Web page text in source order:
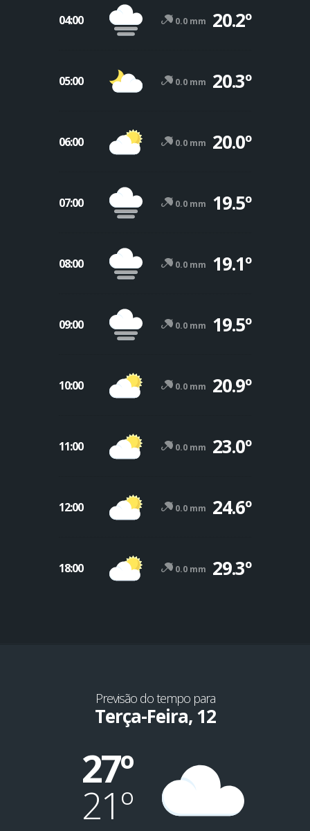
04:00 0.0 mm 20.2º
05:00 0.0 mm 20.3º
06:00 0.0 mm 20.0º
07:00 0.0 mm 19.5º
08:00 0.0 mm 19.1º
09:00 0.0 mm 19.5º
10:00 0.0 mm 20.9º
11:00 0.0 mm 23.0º
12:00 0.0 mm 24.6º
18:00 0.0 mm 29.3º
Previsão do tempo para
Terça-Feira, 12
27º
21º